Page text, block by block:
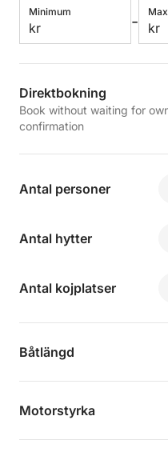
Minimum
kr - kr
Direktbokning
Book without waiting for
confirmation
Antal personer
Antal hytter
Antal kojplatser
Båtlängd
Motorstyrka